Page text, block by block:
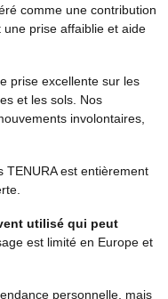
comme une contribution
prise affaiblie et aide
prise excellente sur les
et les sols. Nos
involontaires,
TENURA est entièrement
utilisé qui peut
est limité en Europe et
personnelle, mais